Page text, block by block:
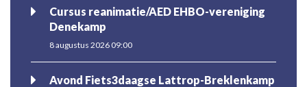
Cursus reanimatie/AED EHBO-vereniging
Denekamp
8 augustus 2026 09:00
Avond Fiets3daagse Lattrop-Breklenkamp